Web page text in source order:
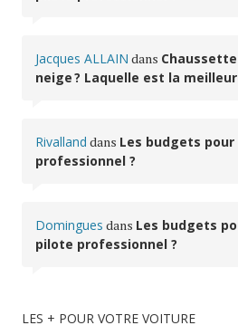
Jacques ALLAIN dans
neige ? Laquelle est la
Rivalland dans Les budgets
professionnel ?
Domingues dans Les budgets
pilote professionnel ?
LES + POUR VOTRE VOITURE